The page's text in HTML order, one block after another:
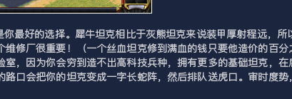
最好的选择。犀牛坦克相比于灰熊坦克来说装甲厚射程远，所
修厂很重要！（一个丝血坦克修到满血的钱只要他造价的百
，因为你会穷到造不出高科技兵种，拥有更多的基础坦克，在
口会把你的坦克变成一字长蛇阵，然后排队送虎口。审时度